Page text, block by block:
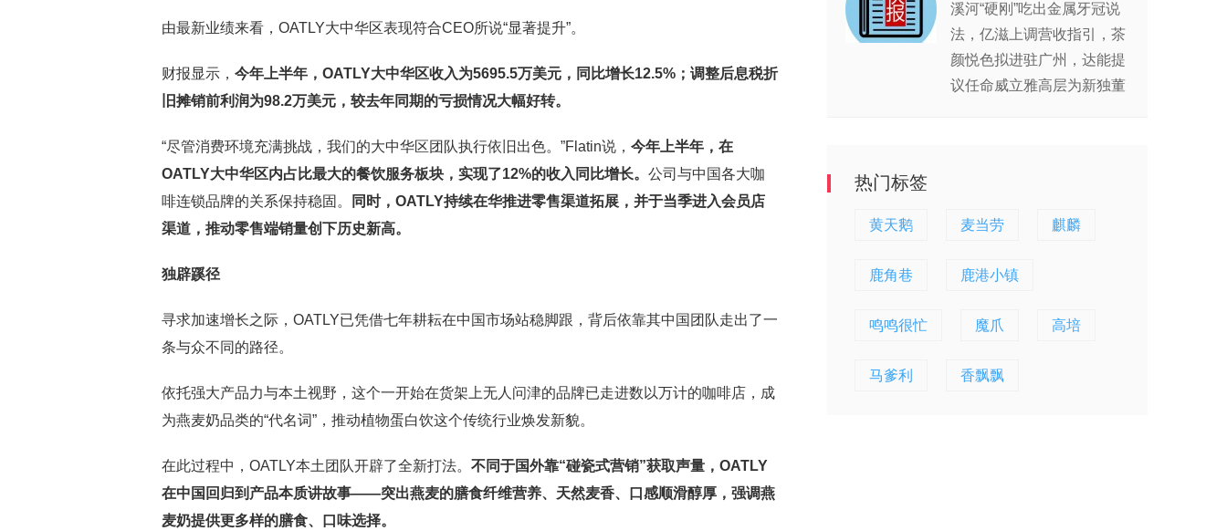
由最新业绩来看，OATLY大中华区表现符合CEO所说“显著提升”。
财报显示， 今年上半年， OATLY大中华区收入为5695.5万美元，同比增长12.5% ；调整后息税折
旧摊销前利润为98.2万美元，较去年同期的亏损情况大幅好转。
“尽管消费环境充满挑战，我们的大中华区团队执行依旧出色。”Flatin说， 今年上半年，在
OATLY大中华区内占比最大的餐饮服务板块，实现了12%的收入同比增长。 公司与中国各大咖
啡连锁品牌的关系保持稳固。
同时， OATLY持续在华推进零售渠道拓展，并于当季进入会员店
渠道，推动零售端销量创下历史新高。
独辟蹊径
寻求加速增长之际，OATLY已凭借七年耕耘在中国市场站稳脚跟，背后依靠其中国团队走出了一
条与众不同的路径。
依托强大产品力与本土视野，这个一开始在货架上无人问津的品牌已走进数以万计的咖啡店，成
为燕麦奶品类的“代名词”，推动植物蛋白饮这个传统行业焕发新貌。
在此过程中，OATLY本土团队开辟了全新打法。 不同于国外靠“碰瓷式营销”获取声量， OATLY
在中国回归到产品本质讲故事——突出燕麦的膳食纤维营养、天然麦香、口感顺滑醇厚，强调燕
麦奶提供更多样的膳食、口味选择。
溪河“硬刚”吃出金属牙冠说
法，亿滋上调营收指引，茶
颜悦色拟进驻广州，达能提
议任命威立雅高层为新独董
热门标签
黄天鹅 麦当劳 麒麟
鹿角巷 鹿港小镇
鸣鸣很忙 魔爪 高培
马爹利 香飘飘